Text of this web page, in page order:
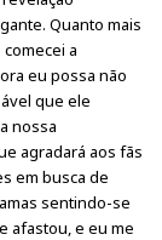
Quanto mais
a
eu possa não
que ele
nossa
agradará aos fãs
em busca de
sentindo-se
afastou, e eu me